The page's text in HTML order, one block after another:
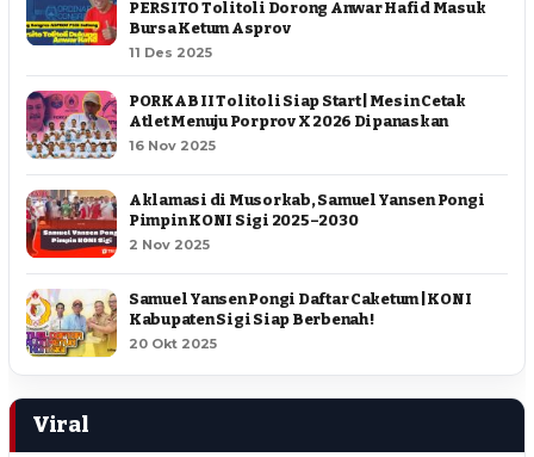
PERSITO Tolitoli Dorong Anwar Hafid Masuk
Bursa Ketum Asprov
11 Des 2025
PORKAB II Tolitoli Siap Start | Mesin Cetak
Atlet Menuju Porprov X 2026 Dipanaskan
16 Nov 2025
Aklamasi di Musorkab, Samuel Yansen Pongi
Pimpin KONI Sigi 2025–2030
2 Nov 2025
Samuel Yansen Pongi Daftar Caketum | KONI
Kabupaten Sigi Siap Berbenah !
20 Okt 2025
Viral